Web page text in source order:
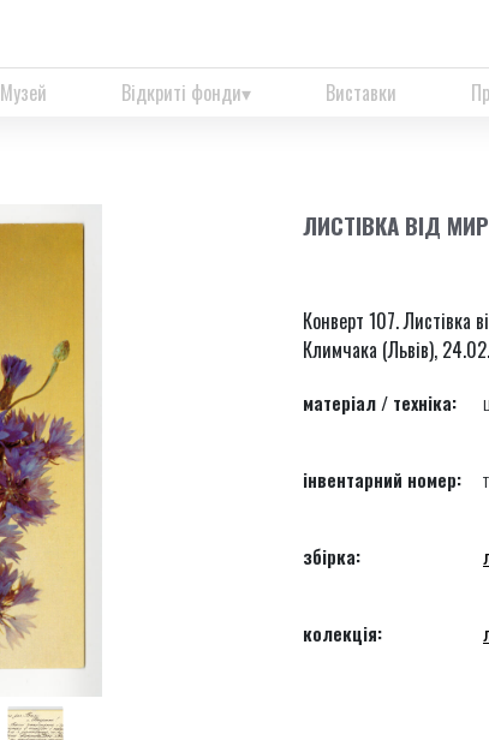
Музей Відкриті фонди Виставки
ЛИСТІВКА ВІД
Конверт 107. Листівка
Климчака (Львів),
матеріал / техніка:
інвентарний номер:
збірка:
колекція: